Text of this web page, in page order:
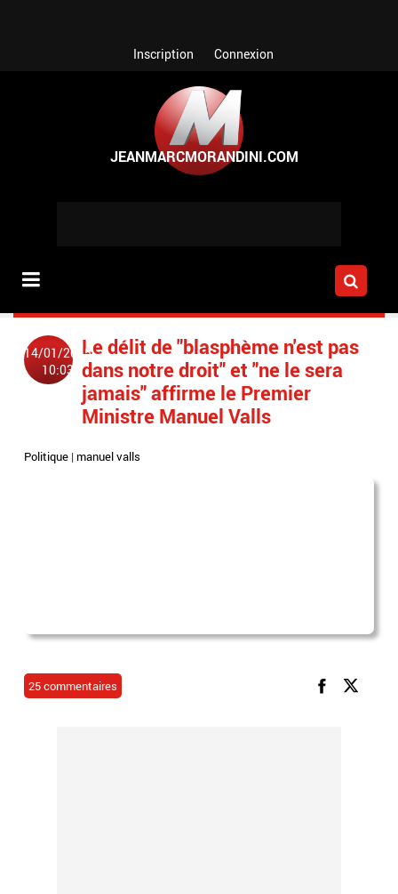
Inscription Connexion
14/01/2015
10:03
Le délit de "blasphème n'est pas
dans notre droit" et "ne le sera
jamais" affirme le Premier
Ministre Manuel Valls
Politique |manuel valls
25 commentaires